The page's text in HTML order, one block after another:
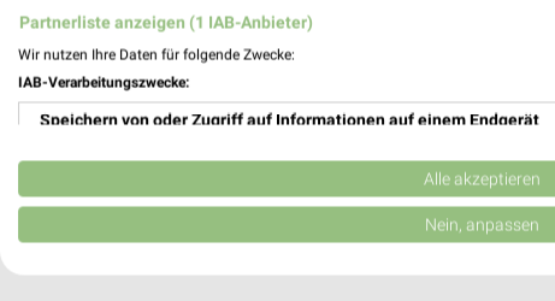
302,13 km
Ramskamp 96
Schließt in 51 Min.
281,49 km
Partnerliste anzeigen (1 IAB-Anbieter)
Wir nutzen Ihre Daten für folgende Zwecke:
IAB-Verarbeitungszwecke:
Speichern von oder Zugriff auf Informationen auf einem Endgerät
Verwendung reduzierter Daten zur Auswahl von Werbeanzeigen
Erstellung von Profilen für personalisierte Werbung
Alle akzeptieren
Nein, anpassen